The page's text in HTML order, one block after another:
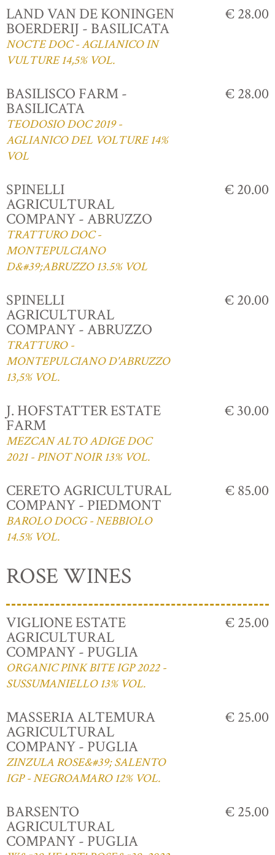
LAND VAN DE KONINGEN
BOERDERIJ - BASILICATA
NOCTE DOC - AGLIANICO IN
VULTURE 14,5% VOL.
€ 28.00
BASILISCO FARM -
BASILICATA
TEODOSIO DOC 2019 -
AGLIANICO DEL VOLTURE 14%
VOL
€ 28.00
SPINELLI
AGRICULTURAL
COMPANY - ABRUZZO
TRATTURO DOC -
MONTEPULCIANO
D&#39;ABRUZZO 13.5% VOL
€ 20.00
SPINELLI
AGRICULTURAL
COMPANY - ABRUZZO
TRATTURO -
MONTEPULCIANO D'ABRUZZO
13,5% VOL.
€ 20.00
J. HOFSTATTER ESTATE
FARM
MEZCAN ALTO ADIGE DOC
2021 - PINOT NOIR 13% VOL.
€ 30.00
CERETO AGRICULTURAL
COMPANY - PIEDMONT
BAROLO DOCG - NEBBIOLO
14.5% VOL.
€ 85.00
ROSE WINES
VIGLIONE ESTATE
AGRICULTURAL
COMPANY - PUGLIA
ORGANIC PINK BITE IGP 2022 -
SUSSUMANIELLO 13% VOL.
€ 25.00
MASSERIA ALTEMURA
AGRICULTURAL
COMPANY - PUGLIA
ZINZULA ROSE&#39; SALENTO
IGP - NEGROAMARO 12% VOL.
€ 25.00
BARSENTO
AGRICULTURAL
COMPANY - PUGLIA
€ 25.00